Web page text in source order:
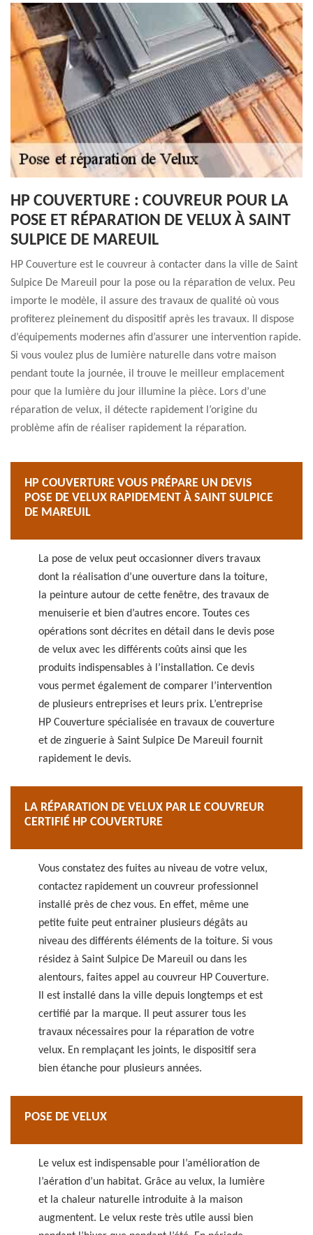
HP COUVERTURE : COUVREUR POUR LA
POSE ET RÉPARATION DE VELUX À SAINT
SULPICE DE MAREUIL
HP Couverture est le couvreur à contacter dans la ville de Saint
Sulpice De Mareuil pour la pose ou la réparation de velux. Peu
importe le modèle, il assure des travaux de qualité où vous
profiterez pleinement du dispositif après les travaux. Il dispose
d’équipements modernes afin d’assurer une intervention rapide.
Si vous voulez plus de lumière naturelle dans votre maison
pendant toute la journée, il trouve le meilleur emplacement
pour que la lumière du jour illumine la pièce. Lors d’une
réparation de velux, il détecte rapidement l’origine du
problème afin de réaliser rapidement la réparation.
HP COUVERTURE VOUS PRÉPARE UN DEVIS
POSE DE VELUX RAPIDEMENT À SAINT SULPICE
DE MAREUIL
La pose de velux peut occasionner divers travaux
dont la réalisation d’une ouverture dans la toiture,
la peinture autour de cette fenêtre, des travaux de
menuiserie et bien d’autres encore. Toutes ces
opérations sont décrites en détail dans le devis pose
de velux avec les différents coûts ainsi que les
produits indispensables à l’installation. Ce devis
vous permet également de comparer l’intervention
de plusieurs entreprises et leurs prix. L’entreprise
HP Couverture spécialisée en travaux de couverture
et de zinguerie à Saint Sulpice De Mareuil fournit
rapidement le devis.
LA RÉPARATION DE VELUX PAR LE COUVREUR
CERTIFIÉ HP COUVERTURE
Vous constatez des fuites au niveau de votre velux,
contactez rapidement un couvreur professionnel
installé près de chez vous. En effet, même une
petite fuite peut entrainer plusieurs dégâts au
niveau des différents éléments de la toiture. Si vous
résidez à Saint Sulpice De Mareuil ou dans les
alentours, faites appel au couvreur HP Couverture.
Il est installé dans la ville depuis longtemps et est
certifié par la marque. Il peut assurer tous les
travaux nécessaires pour la réparation de votre
velux. En remplaçant les joints, le dispositif sera
bien étanche pour plusieurs années.
POSE DE VELUX
Le velux est indispensable pour l’amélioration de
l’aération d’un habitat. Grâce au velux, la lumière
et la chaleur naturelle introduite à la maison
augmentent. Le velux reste très utile aussi bien